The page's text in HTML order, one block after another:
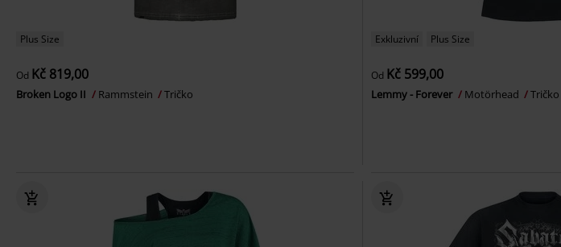
Plus Size
Od Kč 819,00
Broken Logo II Rammstein Tričko
Exkluzivní Plus Size
Od Kč 599,00
Lemmy - Forever Motörhead Tričko